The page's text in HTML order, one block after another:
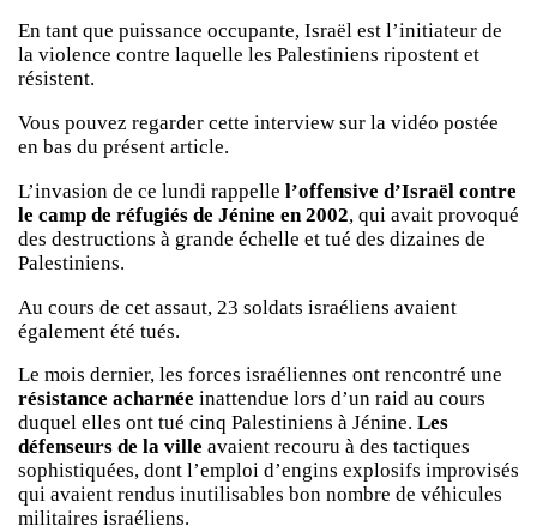
En tant que puissance occupante, Israël est l’initiateur de
la violence contre laquelle les Palestiniens ripostent et
résistent.
Vous pouvez regarder cette interview sur la vidéo postée
en bas du présent article.
L’invasion de ce lundi rappelle l’offensive d’Israël contre
le camp de réfugiés de Jénine en 2002, qui avait provoqué
des destructions à grande échelle et tué des dizaines de
Palestiniens.
Au cours de cet assaut, 23 soldats israéliens avaient
également été tués.
Le mois dernier, les forces israéliennes ont rencontré une
résistance acharnée inattendue lors d’un raid au cours
duquel elles ont tué cinq Palestiniens à Jénine. Les
défenseurs de la ville avaient recouru à des tactiques
sophistiquées, dont l’emploi d’engins explosifs improvisés
qui avaient rendus inutilisables bon nombre de véhicules
militaires israéliens.